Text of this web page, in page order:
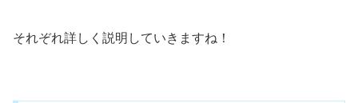
それぞれ詳しく説明していきますね！